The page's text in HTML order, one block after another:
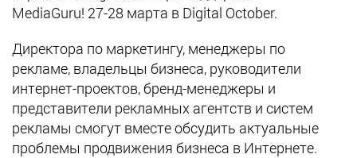
MediaGuru! 27-28 марта в Digital October.
Директора по маркетингу, менеджеры по
рекламе, владельцы бизнеса, руководители
интернет-проектов, бренд-менеджеры и
представители рекламных агентств и систем
рекламы смогут вместе обсудить актуальные
проблемы продвижения бизнеса в Интернете.